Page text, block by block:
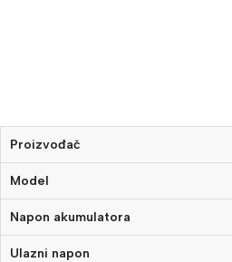
Proizvođač
Model
Napon akumulatora
Ulazni napon